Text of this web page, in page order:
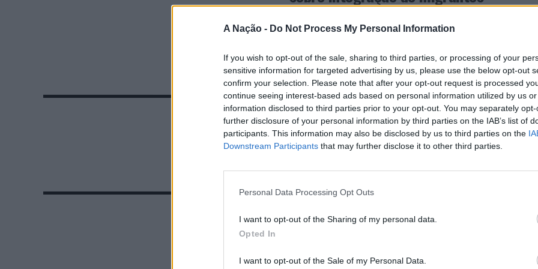
A Nação - Do Not Process My Personal Information
If you wish to opt-out of the sale, sharing to third parties, or processing of your
sensitive information for targeted advertising by us, please use the below opt-out
confirm your selection. Please note that after your opt-out request is processed
continue seeing interest-based ads based on personal information utilized by us
information disclosed to third parties prior to your opt-out. You may separately
further disclosure of your personal information by third parties on the IAB’s list of
participants. This information may also be disclosed by us to third parties on the
Downstream Participants that may further disclose it to other third parties.
Personal Data Processing Opt Outs
I want to opt-out of the Sharing of my personal data.
Opted In
I want to opt-out of the Sale of my Personal Data.
Alto Minho) organiza, no próximo dia 18 de
Interculturalidade: Alto Minho, um território
acolhedor”,...
ATUALIDADE 3 anos atrás
Barcelos promove programa de
integração de imigrantes
Projeto FAMI 103 – SEM FRONTEIRAS
Município de Barcelos e Alto
assinam Carta de Compromisso